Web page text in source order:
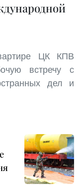
ЦК КПВ
встречу с
дел и